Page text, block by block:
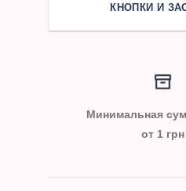
КНОПКИ И
Минимальная
от 1 грн